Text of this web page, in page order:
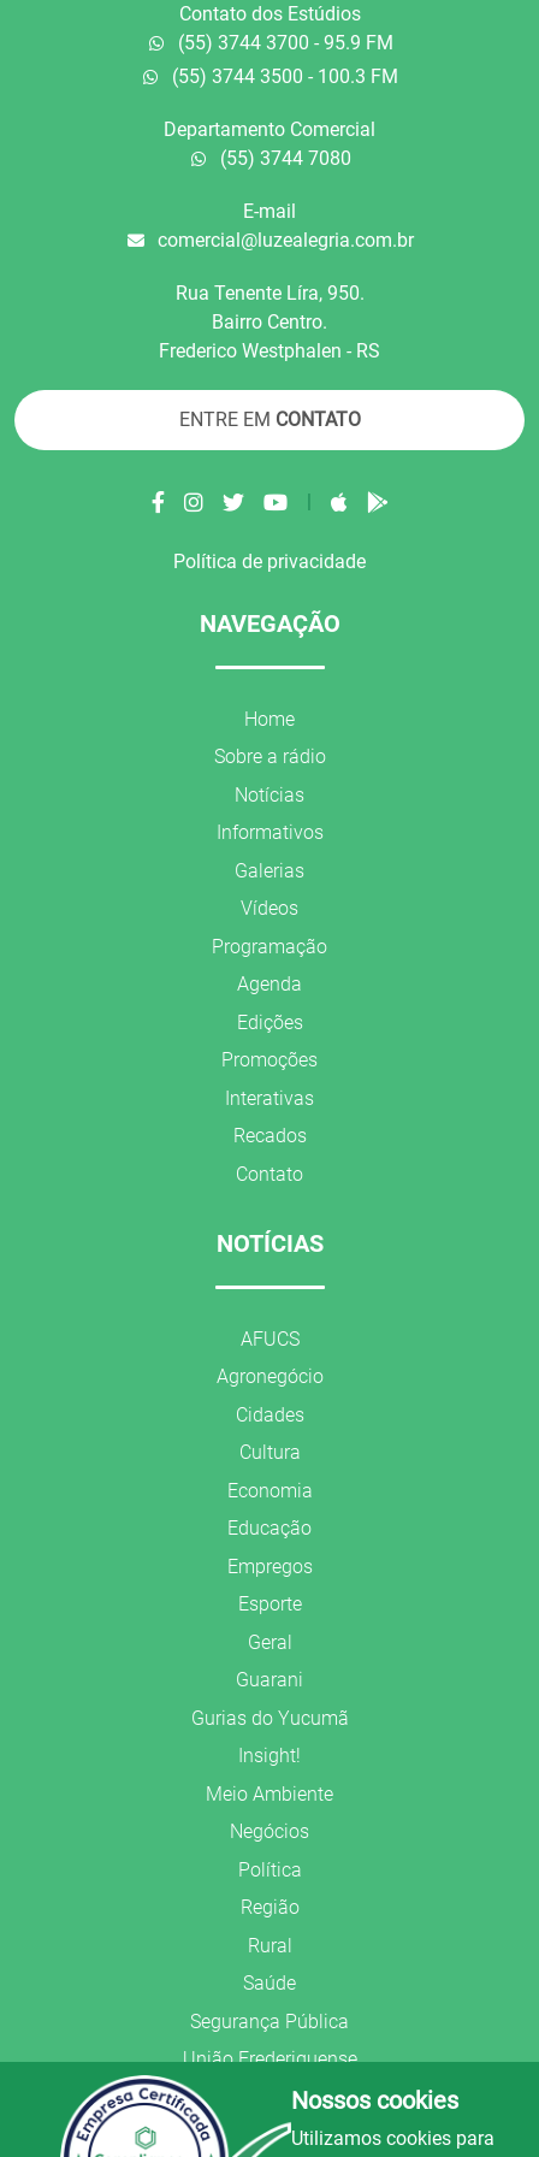
Contato dos Estúdios
(55) 3744 3700 - 95.9 FM
(55) 3744 3500 - 100.3 FM
Departamento Comercial
(55) 3744 7080
E-mail
comercial@luzealegria.com.br
Rua Tenente Líra, 950.
Bairro Centro.
Frederico Westphalen - RS
ENTRE EM CONTATO
Política de privacidade
NAVEGAÇÃO
Home
Sobre a rádio
Notícias
Informativos
Galerias
Vídeos
Programação
Agenda
Edições
Promoções
Interativas
Recados
Contato
NOTÍCIAS
AFUCS
Agronegócio
Cidades
Cultura
Economia
Educação
Empregos
Esporte
Geral
Guarani
Gurias do Yucumã
Insight!
Meio Ambiente
Negócios
Política
Região
Rural
Saúde
Segurança Pública
União Frederiquense
Nossos cookies
Utilizamos cookies para